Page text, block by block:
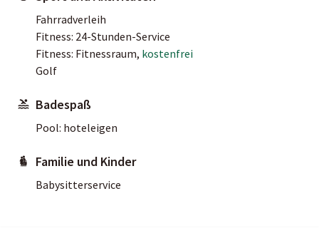
Fahrradverleih
Fitness: 24-Stunden-Service
Fitness: Fitnessraum, kostenfrei
Golf
Badespaß
Pool: hoteleigen
Familie und Kinder
Babysitterservice